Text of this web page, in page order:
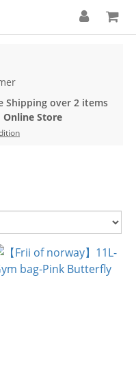
Shipping over 2 items
Online Store